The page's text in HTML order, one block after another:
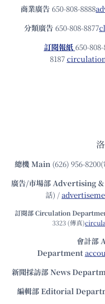
商業廣告 650-808-8888
分類廣告 650-808-8877
訂閱報紙 650-
8187
總機Main (626) 956-
廣告/市場部Advertising
話) /
訂閱部 Circulation
3323 (傳真)
會計部
Department
新聞採訪部 News
編輯部 Editorial